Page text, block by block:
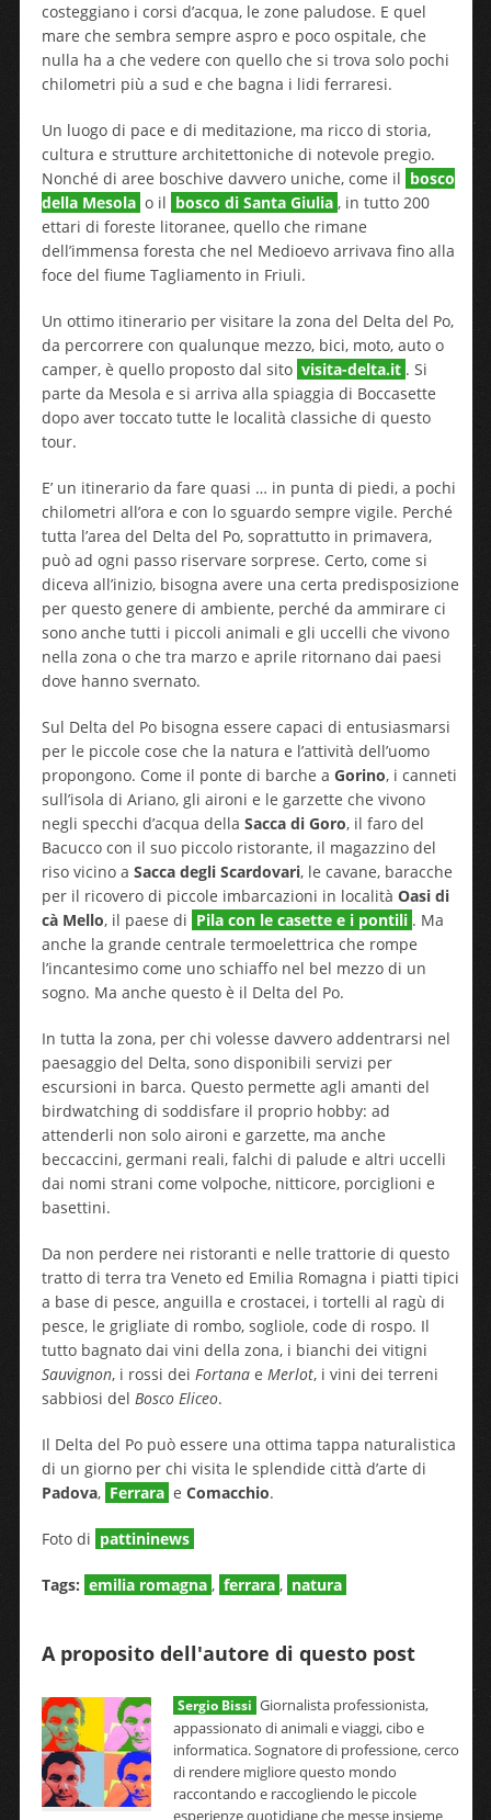
costeggiano i corsi d’acqua, le zone paludose. E quel
mare che sembra sempre aspro e poco ospitale, che
nulla ha a che vedere con quello che si trova solo pochi
chilometri più a sud e che bagna i lidi ferraresi.
Un luogo di pace e di meditazione, ma ricco di storia,
cultura e strutture architettoniche di notevole pregio.
Nonché di aree boschive davvero uniche, come il bosco
della Mesola o il bosco di Santa Giulia , in tutto 200
ettari di foreste litoranee, quello che rimane
dell’immensa foresta che nel Medioevo arrivava fino alla
foce del fiume Tagliamento in Friuli.
Un ottimo itinerario per visitare la zona del Delta del Po,
da percorrere con qualunque mezzo, bici, moto, auto o
camper, è quello proposto dal sito visita-delta.it . Si
parte da Mesola e si arriva alla spiaggia di Boccasette
dopo aver toccato tutte le località classiche di questo
tour.
E’ un itinerario da fare quasi … in punta di piedi, a pochi
chilometri all’ora e con lo sguardo sempre vigile. Perché
tutta l’area del Delta del Po, soprattutto in primavera,
può ad ogni passo riservare sorprese. Certo, come si
diceva all’inizio, bisogna avere una certa predisposizione
per questo genere di ambiente, perché da ammirare ci
sono anche tutti i piccoli animali e gli uccelli che vivono
nella zona o che tra marzo e aprile ritornano dai paesi
dove hanno svernato.
Sul Delta del Po bisogna essere capaci di entusiasmarsi
per le piccole cose che la natura e l’attività dell’uomo
propongono. Come il ponte di barche a Gorino, i canneti
sull’isola di Ariano, gli aironi e le garzette che vivono
negli specchi d’acqua della Sacca di Goro, il faro del
Bacucco con il suo piccolo ristorante, il magazzino del
riso vicino a Sacca degli Scardovari, le cavane, baracche
per il ricovero di piccole imbarcazioni in località Oasi di
cà Mello, il paese di Pila con le casette e i pontili . Ma
anche la grande centrale termoelettrica che rompe
l’incantesimo come uno schiaffo nel bel mezzo di un
sogno. Ma anche questo è il Delta del Po.
In tutta la zona, per chi volesse davvero addentrarsi nel
paesaggio del Delta, sono disponibili servizi per
escursioni in barca. Questo permette agli amanti del
birdwatching di soddisfare il proprio hobby: ad
attenderli non solo aironi e garzette, ma anche
beccaccini, germani reali, falchi di palude e altri uccelli
dai nomi strani come volpoche, nitticore, porciglioni e
basettini.
Da non perdere nei ristoranti e nelle trattorie di questo
tratto di terra tra Veneto ed Emilia Romagna i piatti tipici
a base di pesce, anguilla e crostacei, i tortelli al ragù di
pesce, le grigliate di rombo, sogliole, code di rospo. Il
tutto bagnato dai vini della zona, i bianchi dei vitigni
Sauvignon, i rossi dei Fortanae Merlot, i vini dei terreni
sabbiosi del Bosco Eliceo.
Il Delta del Po può essere una ottima tappa naturalistica
di un giorno per chi visita le splendide città d’arte di
Padova, Ferrara e Comacchio.
Foto di pattininews
Tags: emilia romagna , ferrara , natura
A proposito dell'autore di questo post
Sergio Bissi Giornalista professionista,
appassionato di animali e viaggi, cibo e
informatica. Sognatore di professione, cerco
di rendere migliore questo mondo
raccontando e raccogliendo le piccole
esperienze quotidiane che messe insieme